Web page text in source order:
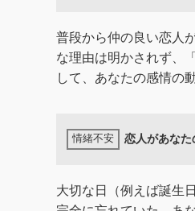
普段から仲の良い恋人
な理由は明かされず、
して、あなたの感情の
恋人があなた
大切な日（例えば誕生